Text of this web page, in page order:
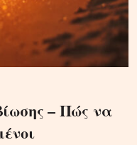
– Πώς να